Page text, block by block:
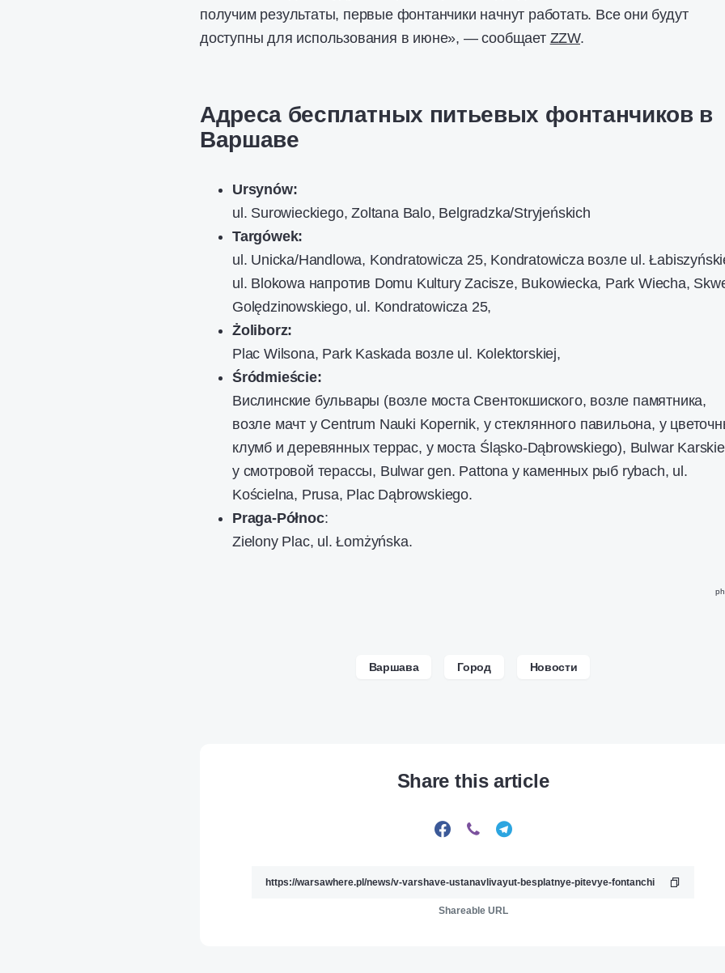
получим результаты, первые фонтанчики начнут работать. Все они будут
доступны для использования в июне», — сообщает ZZW.
Адреса бесплатных питьевых фонтанчиков в
Варшаве
Ursynów:
ul. Surowieckiego, Zoltana Balo, Belgradzka/Stryjeńskich
Targówek:
ul. Unicka/Handlowa, Kondratowicza 25, Kondratowicza возле ul.
ul. Blokowa напротив Domu Kultury Zacisze, Bukowiecka, Park Wiecha,
Golędzinowskiego, ul. Kondratowicza 25,
Żoliborz:
Plac Wilsona, Park Kaskada возле ul. Kolektorskiej,
Śródmieście:
Вислинские бульвары (возле моста Свентокшиского, возле памятника,
возле мачт у Centrum Nauki Kopernik, у стеклянного павильона, у
клумб и деревянных террас, у моста Śląsko-Dąbrowskiego), Bulwar
у смотровой терассы, Bulwar gen. Pattona у каменных рыб rybach, ul.
Kościelna, Prusa, Plac Dąbrowskiego.
Praga-Północ:
Zielony Plac, ul. Łomżyńska.
Варшава Город Новости
Share this article
Shareable URL